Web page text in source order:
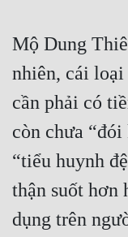
Mộ Dung
nhiên, cái
cần phải có
còn chưa
“tiểu huynh
thận suốt hơn
dụng trên